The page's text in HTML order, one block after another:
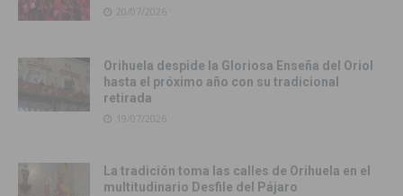
20/07/2026
Orihuela despide la Gloriosa Enseña del Oriol
hasta el próximo año con su tradicional
retirada
19/07/2026
La tradición toma las calles de Orihuela en el
multitudinario Desfile del Pájaro